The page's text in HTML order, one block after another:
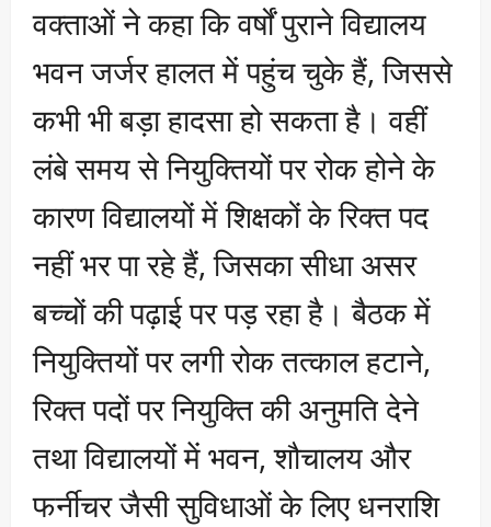
वक्ताओं ने कहा कि वर्षों पुराने विद्यालय
भवन जर्जर हालत में पहुंच चुके हैं, जिससे
कभी भी बड़ा हादसा हो सकता है। वहीं
लंबे समय से नियुक्तियों पर रोक होने के
कारण विद्यालयों में शिक्षकों के रिक्त पद
नहीं भर पा रहे हैं, जिसका सीधा असर
बच्चों की पढ़ाई पर पड़ रहा है। बैठक में
नियुक्तियों पर लगी रोक तत्काल हटाने,
रिक्त पदों पर नियुक्ति की अनुमति देने
तथा विद्यालयों में भवन, शौचालय और
फर्नीचर जैसी सुविधाओं के लिए धनराशि